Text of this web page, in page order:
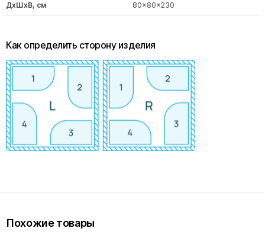
ДxШxВ, см 80x80x230
Как определить сторону изделия
Похожие товары